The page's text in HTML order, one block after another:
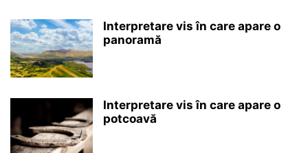
Interpretare vis în care apare o
panoramă
Interpretare vis în care apare o
potcoavă